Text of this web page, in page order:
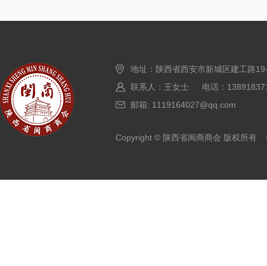
地址：陕西省西安市新城区建工路
联系人：王女士 电话：
邮箱: 1119164027@qq.com
Copyright © 陕西省闽商商会 版权所有